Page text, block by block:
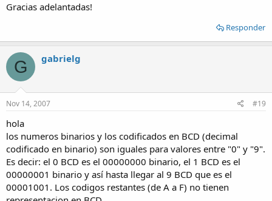
Gracias adelantadas!
Responder
G gabrielg
Nov 14, 2007 #19
hola
los numeros binarios y los codificados en BCD (decimal
codificado en binario) son iguales para valores entre "0" y "9".
Es decir: el 0 BCD es el 00000000 binario, el 1 BCD es el
00000001 binario y así hasta llegar al 9 BCD que es el
00001001. Los codigos restantes (de A a F) no tienen